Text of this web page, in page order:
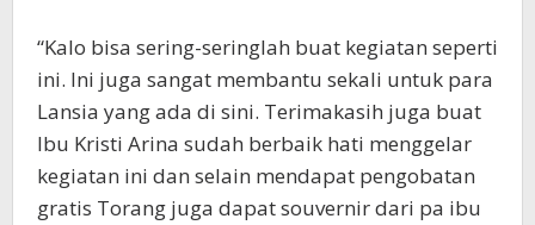
“Kalo bisa sering-seringlah buat kegiatan seperti
ini. Ini juga sangat membantu sekali untuk para
Lansia yang ada di sini. Terimakasih juga buat
Ibu Kristi Arina sudah berbaik hati menggelar
kegiatan ini dan selain mendapat pengobatan
gratis Torang juga dapat souvernir dari pa ibu